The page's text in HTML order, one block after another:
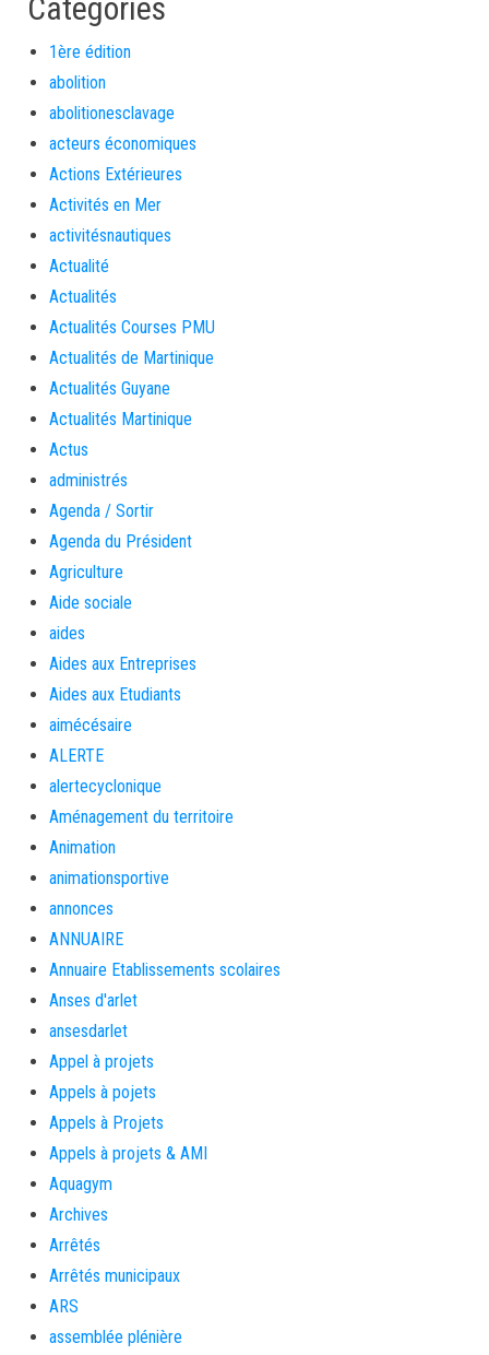
Categories
1ère édition
abolition
abolitionesclavage
acteurs économiques
Actions Extérieures
Activités en Mer
activitésnautiques
Actualité
Actualités
Actualités Courses PMU
Actualités de Martinique
Actualités Guyane
Actualités Martinique
Actus
administrés
Agenda / Sortir
Agenda du Président
Agriculture
Aide sociale
aides
Aides aux Entreprises
Aides aux Etudiants
aimécésaire
ALERTE
alertecyclonique
Aménagement du territoire
Animation
animationsportive
annonces
ANNUAIRE
Annuaire Etablissements scolaires
Anses d'arlet
ansesdarlet
Appel à projets
Appels à pojets
Appels à Projets
Appels à projets & AMI
Aquagym
Archives
Arrêtés
Arrêtés municipaux
ARS
assemblée plénière